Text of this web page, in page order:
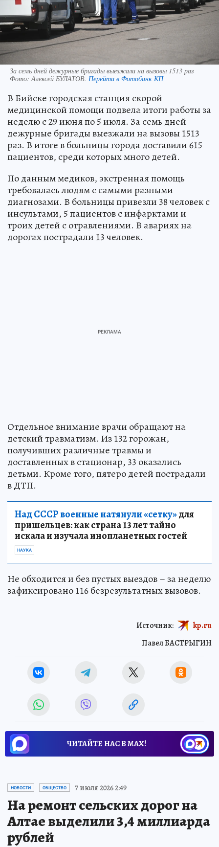
За семь дней дежурные бригады выезжали на вызовы 1513 раз
Фото:Алексей БУЛАТОВ. Перейти в Фотобанк КП
В Бийске городская станция скорой
медицинской помощи подвела итоги работы за
неделю с 29 июня по 5 июля. За семь дней
дежурные бригады выезжали на вызовы 1513
раз. В итоге в больницы города доставили 615
пациентов, среди которых много детей.
По данным медиков, экстренная помощь
требовалась людям с самыми разными
диагнозами. В больницы привезли 38 человек с
инсультами, 5 пациентов с инфарктами и
троих детей с отравлениями. В авариях на
дорогах пострадали 13 человек.
Отдельное внимание врачи обращают на
детский травматизм. Из 132 горожан,
получивших различные травмы и
доставленных в стационар, 33 оказались
детьми. Кроме того, пятеро детей пострадали
в ДТП.
Над СССР военные натянули «сетку»для
пришельцев: как страна 13 лет тайно
искала и изучала инопланетных гостей
НАУКА
Не обходится и без пустых выездов – за неделю
зафиксировано 116 безрезультатных вызовов.
Павел БАСТРЫГИН
Источник: kp.ru
ЧИТАЙТЕ НАС В МАХ!
НОВОСТИ ОБЩЕСТВО 7 июля 2026 2:49
На ремонт сельских дорог на
Алтае выделили 3,4 миллиарда
рублей